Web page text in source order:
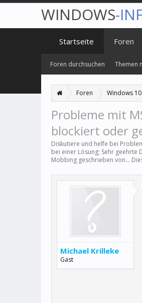
Foren Windows 10
Probleme mit
blockiert oder
Diskutiere und helfe bei
bei einer Lösung; Sehr
Mobbing geschrieben von...
Michael Krilleke
Gast
WINDOWS-
Startseite Foren
Foren durchsuchen Themen